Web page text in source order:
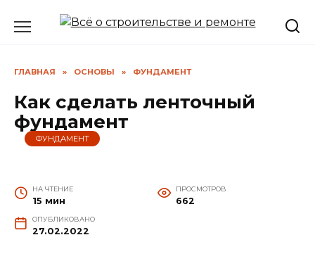
ГЛАВНАЯ » ОСНОВЫ » ФУНДАМЕНТ
Как сделать ленточный
фундамент
ФУНДАМЕНТ
НА ЧТЕНИЕ
15 мин
ПРОСМОТРОВ
662
ОПУБЛИКОВАНО
27.02.2022